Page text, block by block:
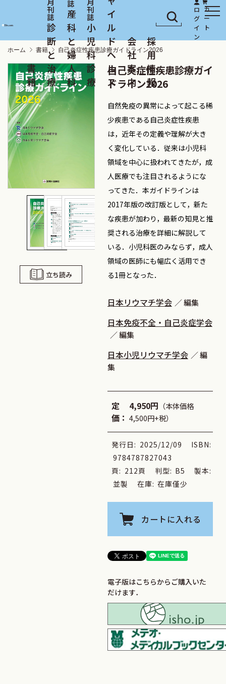
書
籍
診
断
と
治
療
産
科
と
婦
人
科
小
児
科
診
療
イ
ル
ド
ヘ
ル
ス
会
社
案
内
採
用
情
報
ホーム 書籍 自己炎症性疾患診療ガイドライン2026
自己炎症性疾患診療ガイ
ドライン2026
自然免疫の異常によって起こる稀
少疾患である自己炎症性疾患
は，近年その定義や理解が大き
く変化している．従来は小児科
領域を中心に扱われてきたが，成
人医療でも注目されるようにな
ってきた．本ガイドラインは
2017年版の改訂版として，新た
な疾患が加わり，最新の知見と推
奨される治療を詳細に解説して
いる．小児科医のみならず，成人
領域の医師にも幅広く活用でき
る1冊となった．
日本リウマチ学会 編集
日本免疫不全・自己炎症学会
編集
日本小児リウマチ学会
編
集
定
価：
4,950円 （本体価格
4,500円+税）
発行日: 2025/12/09
ISBN:
9784787827043
頁: 212頁 判型: B5
製本:
並製
在庫: 在庫僅少
カートに入れる
電子版はこちらからご購入いた
だけます．
立ち読み